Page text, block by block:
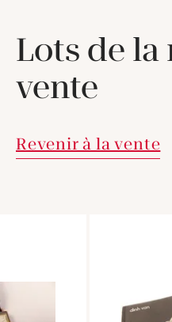
Lots de la
vente
Revenir à la vente